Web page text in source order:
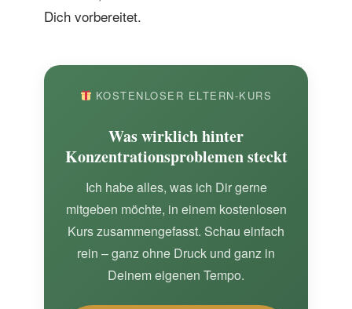
Dich vorbereitet.
KOSTENLOSER ELTERN-KURS
Was wirklich hinter
Konzentrationsproblemen steckt
Ich habe alles, was ich Dir gerne
mitgeben möchte, in einem kostenlosen
Kurs zusammengefasst. Schau einfach
rein – ganz ohne Druck und ganz in
Deinem eigenen Tempo.